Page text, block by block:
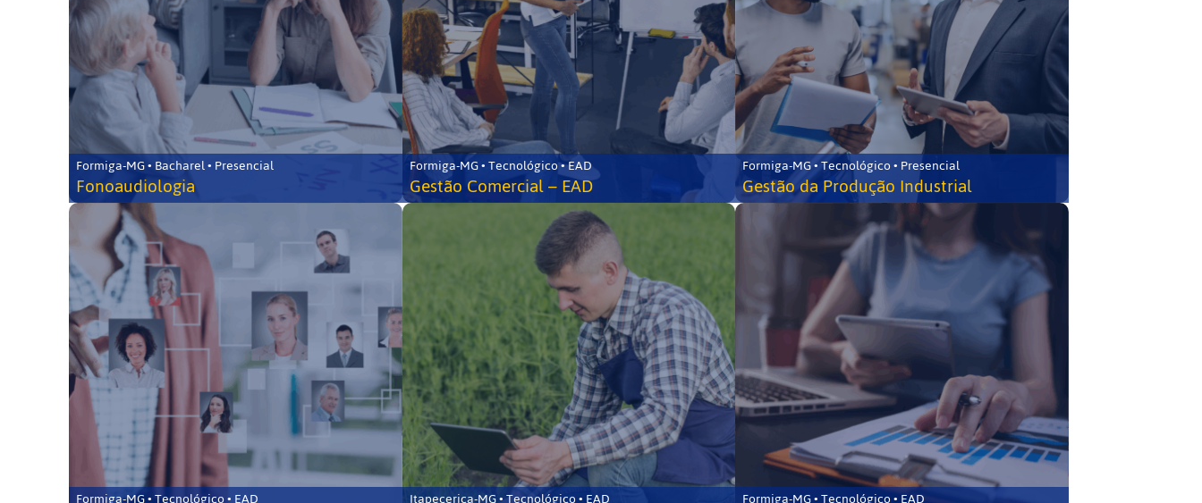
Formiga-MG • Bacharel • Presencial
Fonoaudiologia
Formiga-MG • Tecnológico • EAD
Gestão Comercial – EAD
Formiga-MG • Tecnológico • Presencial
Gestão da Produção Industrial